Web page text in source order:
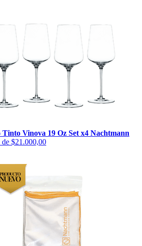
Vinova 19 Oz Set x4 Nachtmann
$21.000,00